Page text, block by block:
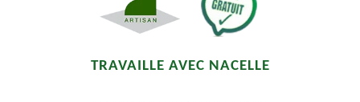
TRAVAILLE AVEC NACELLE